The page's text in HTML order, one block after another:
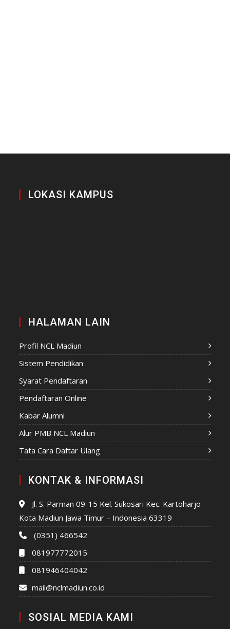
LOKASI KAMPUS
HALAMAN LAIN
Profil NCL Madiun
Sistem Pendidikan
Syarat Pendaftaran
Pendaftaran Online
Kabar Alumni
Alur PMB NCL Madiun
Tata Cara Daftar Ulang
KONTAK & INFORMASI
Jl. S. Parman 09-15 Kel. Sukosari Kec. Kartoharjo
Kota Madiun Jawa Timur – Indonesia 63319
(0351) 466542
081977772015
081946404042
mail@nclmadiun.co.id
SOSIAL MEDIA KAMI